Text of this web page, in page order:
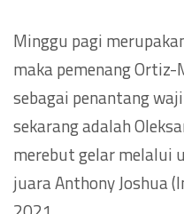
Minggu pagi
maka pemenang
sebagai penantang
sekarang adalah
merebut gelar melalui
juara Anthony Joshua